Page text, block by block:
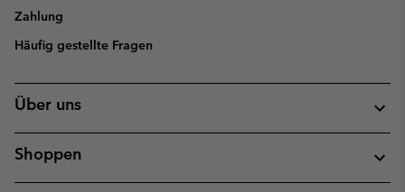
Zahlung
Häufig gestellte Fragen
Über uns
Shoppen